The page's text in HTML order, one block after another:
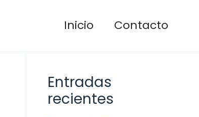
Inicio Contacto
Entradas
recientes